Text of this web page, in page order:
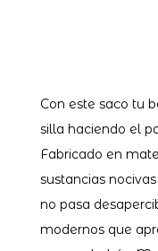
Con este saco tu
silla haciendo el
Fabricado en
sustancias
no pasa
modernos que